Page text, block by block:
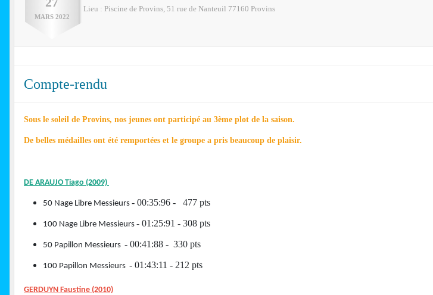
MARS 2022
Lieu : Piscine de Provins, 51 rue de Nanteuil 77160 Provins
Compte-rendu
Sous le soleil de Provins, nos jeunes ont participé au 3ème plot de la saison.
De belles médailles ont été remportées et le groupe a pris beaucoup de plaisir.
DE ARAUJO Tiago (2009)
50 Nage Libre Messieurs - 00:35:96 - 477 pts
100 Nage Libre Messieurs - 01:25:91 - 308 pts
50 Papillon Messieurs - 00:41:88 - 330 pts
100 Papillon Messieurs - 01:43:11 - 212 pts
GERDUYN Faustine (2010)